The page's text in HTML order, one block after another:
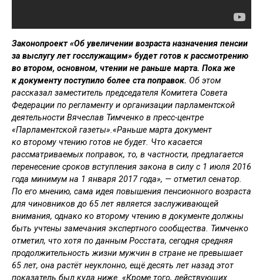
Законопроект «Об увеличении возраста назначения пенсии
за выслугу лет госслужащим» будет готов к рассмотрению
во втором, основном, чтении не раньше марта. Пока же
к документу поступило более ста поправок. Об этом
рассказал заместитель председателя Комитета Совета
Федерации по регламенту и организации парламентской
деятельности Вячеслав Тимченко в пресс-центре
«Парламентской газеты».«Раньше марта документ
ко второму чтению готов не будет. Что касается
рассматриваемых поправок, то, в частности, предлагается
перенесение сроков вступления закона в силу с 1 июля 2016
года минимум на 1 января 2017 года», — отметил сенатор.
По его мнению, сама идея повышения пенсионного возраста
для чиновников до 65 лет является заслуживающей
внимания, однако ко второму чтению в документе должны
быть учтены замечания экспертного сообщества. Тимченко
отметил, что хотя по данным Росстата, сегодня средняя
продолжительность жизни мужчин в стране не превышает
65 лет, она растёт неуклонно, ещё десять лет назад этот
показатель был куда ниже. «Кроме того, действующих